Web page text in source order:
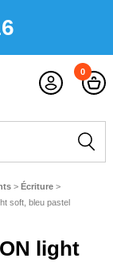
0
> Écriture >
soft, bleu pastel
light